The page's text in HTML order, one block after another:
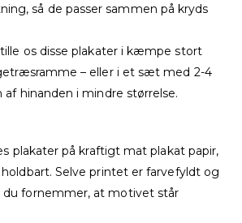
så de passer sammen på kryds
os disse plakater i kæmpe stort
– eller i et sæt med 2-4
af hinanden i mindre størrelse.
plakater på kraftigt mat plakat papir,
Selve printet er farvefyldt og
du fornemmer, at motivet står